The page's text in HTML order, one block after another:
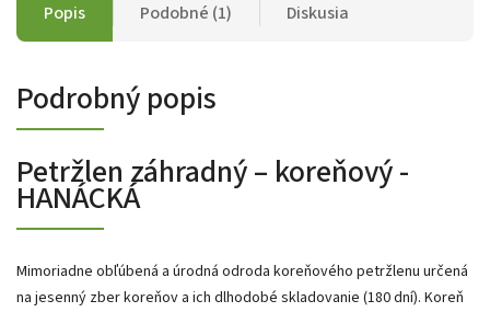
Popis Podobné (1) Diskusia
Podrobný popis
Petržlen záhradný – koreňový -
HANÁCKÁ
Mimoriadne obľúbená a úrodná odroda koreňového petržlenu určená
na jesenný zber koreňov a ich dlhodobé skladovanie (180 dní). Koreň